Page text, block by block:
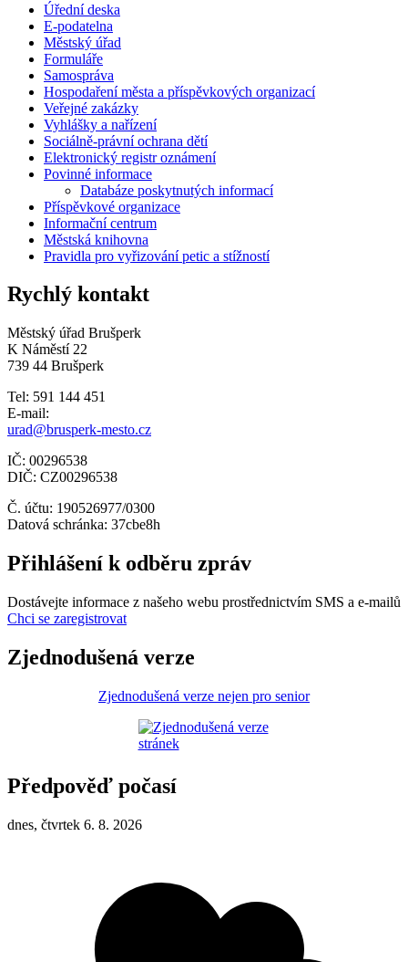
Úřední deska
E-podatelna
Městský úřad
Formuláře
Samospráva
Hospodaření města a příspěvkových organizací
Veřejné zakázky
Vyhlášky a nařízení
Sociálně-právní ochrana dětí
Elektronický registr oznámení
Povinné informace
Databáze poskytnutých informací
Příspěvkové organizace
Informační centrum
Městská knihovna
Pravidla pro vyřizování petic a stížností
Rychlý kontakt
Městský úřad Brušperk
K Náměstí 22
739 44 Brušperk
Tel: 591 144 451
E-mail:
urad@brusperk-mesto.cz
IČ: 00296538
DIČ: CZ00296538
Č. účtu: 190526977/0300
Datová schránka: 37cbe8h
Přihlášení k odběru zpráv
Dostávejte informace z našeho webu prostřednictvím SMS a e-mailů
Chci se zaregistrovat
Zjednodušená verze
Zjednodušená verze nejen pro senior
Předpověď počasí
dnes, čtvrtek 6. 8. 2026